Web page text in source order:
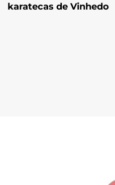
karatecas de Vinhedo